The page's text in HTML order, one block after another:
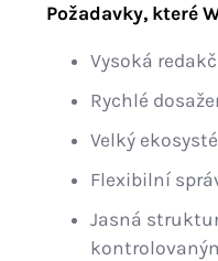
Požadavky, které
Vysoká
Rychlé
Velký
Flexibilní
Jasná